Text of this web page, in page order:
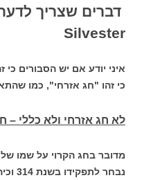
דברים שצריך
Silvester
איני יודע אם יש הסבורים כי
כי זהו "חג אזרחי", כמו
לא חג אזרחי ולא כללי –
מדובר בחג הקרוי על שמו של